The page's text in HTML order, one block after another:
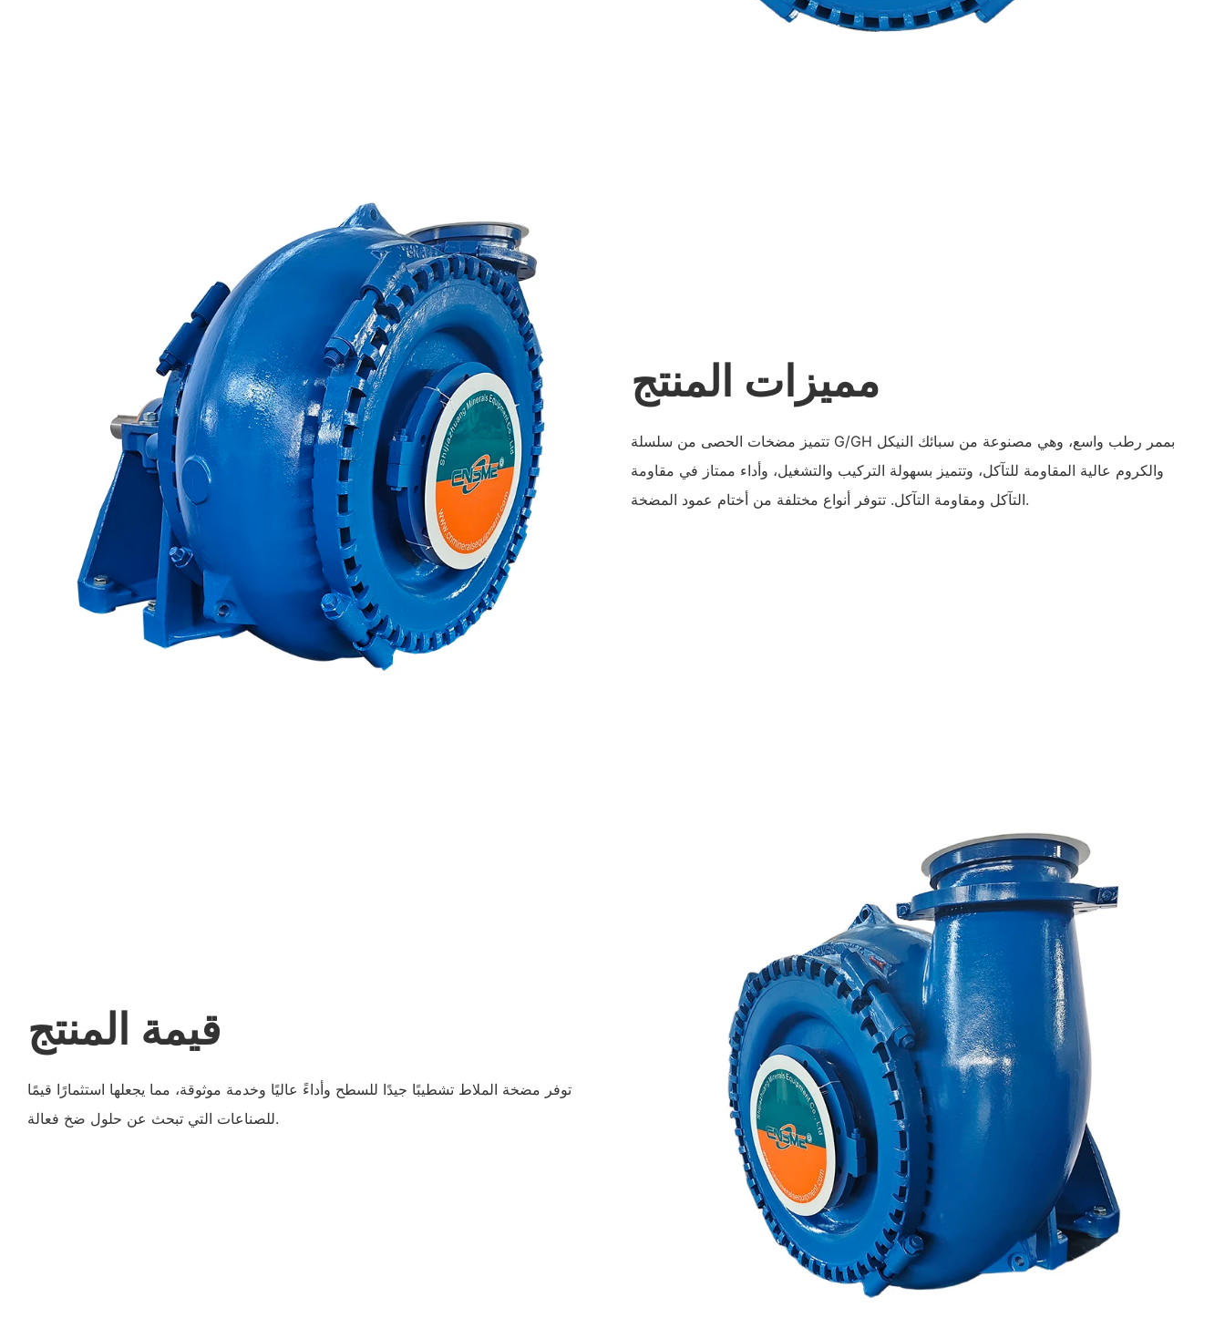
مميزات المنتج
تتميز مضخات الحصى من سلسلة G/GH بممر رطب واسع، وهي مصنوعة من سبائك النيكل
والكروم عالية المقاومة للتآكل، وتتميز بسهولة التركيب والتشغيل، وأداء ممتاز في مقاومة
التآكل ومقاومة التآكل. تتوفر أنواع مختلفة من أختام عمود المضخة.
قيمة المنتج
توفر مضخة الملاط تشطيبًا جيدًا للسطح وأداءً عاليًا وخدمة موثوقة، مما يجعلها استثمارًا قيمًا
للصناعات التي تبحث عن حلول ضخ فعالة.